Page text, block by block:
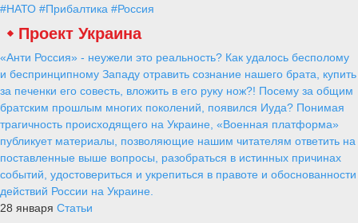
#НАТО #Прибалтика #Россия
Проект Украина
«Анти Россия» - неужели это реальность? Как удалось бесполому
и беспринципному Западу отравить сознание нашего брата, купить
за печенки его совесть, вложить в его руку нож?! Посему за общим
братским прошлым многих поколений, появился Иуда? Понимая
трагичность происходящего на Украине, «Военная платформа»
публикует материалы, позволяющие нашим читателям ответить на
поставленные выше вопросы, разобраться в истинных причинах
событий, удостовериться и укрепиться в правоте и обоснованности
действий России на Украине.
28 января Статьи